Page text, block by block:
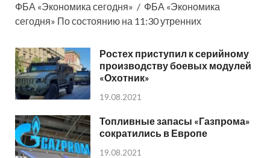
ФБА «Экономика сегодня» / ФБА «Экономика
сегодня» По состоянию на 11:30 утренних
Ростех приступил к серийному
производству боевых модулей
«Охотник»
19.08.2021
Топливные запасы «Газпрома»
сократились в Европе
19.08.2021